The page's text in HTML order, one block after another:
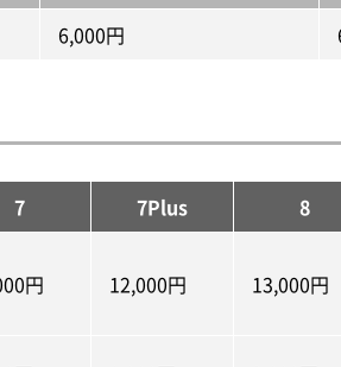
6,000円
7 7Plus 8
円 12,000円 13,000円